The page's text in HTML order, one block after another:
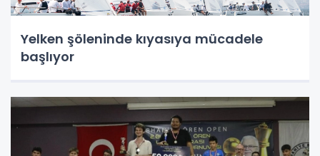
Yelken şöleninde kıyasıya mücadele
başlıyor